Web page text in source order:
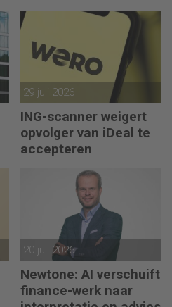
29 juli 2026
ING-scanner weigert
opvolger van iDeal te
accepteren
20 juli 2026
Newtone: AI verschuift
finance-werk naar